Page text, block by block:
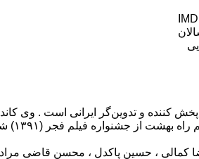
فیلم‌نامه‌نویس، تهیه‌کننده، پخش کننده و تدوین‌گر
کمالی ، حسین پاکدل ، محسن قاضی